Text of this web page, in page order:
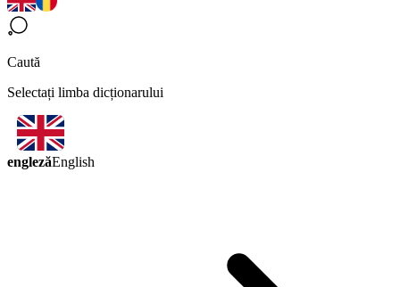
Caută
Selectați limba dicționarului
englezăEnglish